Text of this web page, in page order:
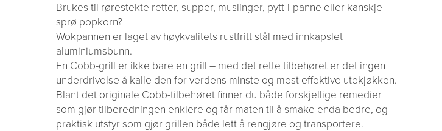
Brukes til rørestekte retter, supper, muslinger, pytt-i-panne eller kanskje
sprø popkorn?
Wokpannen er laget av høykvalitets rustfritt stål med innkapslet
aluminiumsbunn.
En Cobb-grill er ikke bare en grill – med det rette tilbehøret er det ingen
underdrivelse å kalle den for verdens minste og mest effektive utekjøkken.
Blant det originale Cobb-tilbehøret finner du både forskjellige remedier
som gjør tilberedningen enklere og får maten til å smake enda bedre, og
praktisk utstyr som gjør grillen både lett å rengjøre og transportere.